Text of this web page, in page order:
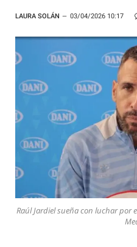
LAURA SOLÁN 03/04/2026 10:17
Raúl Jardiel sueña con luchar por